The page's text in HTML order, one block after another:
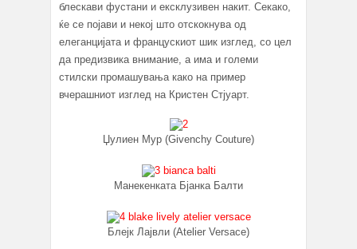
блескави фустани и ексклузивен накит. Секако,
ќе се појави и некој што отскокнува од
елеганцијата и францускиот шик изглед, со цел
да предизвика внимание, а има и големи
стилски промашувања како на пример
вчерашниот изглед на Кристен Стјуарт.
Џулиен Мур (Givenchy Couture)
Манекенката Бјанка Балти
Блејк Лајвли (Atelier Versace)